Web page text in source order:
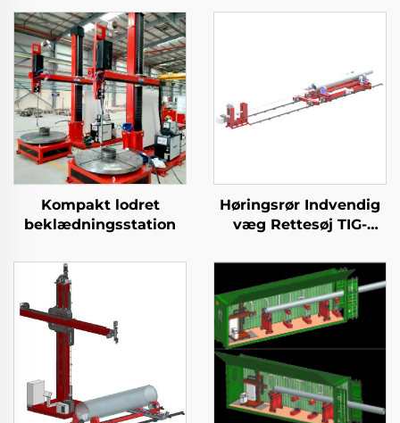
Kompakt lodret
beklædningsstation
Høringsrør Indvendig
væg Rettesøj TIG-